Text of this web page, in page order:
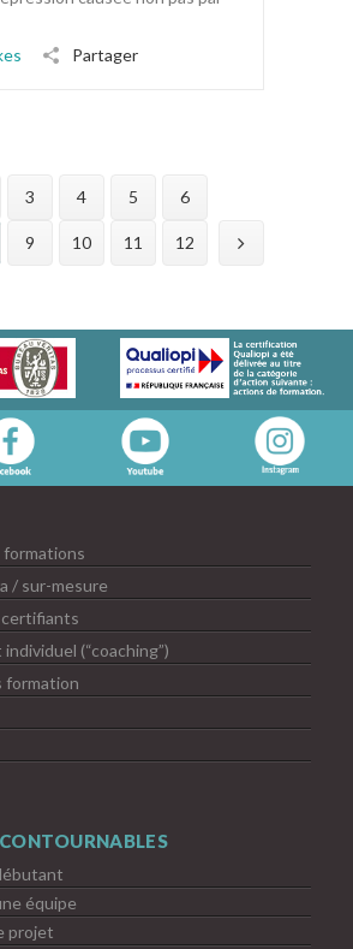
Partager
3 4 5 6
9 10 11 12
/ sur-mesure
certifiants
individuel (“coaching”)
formation
équipe
projet